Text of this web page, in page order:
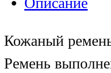
Кожаный
Ремень